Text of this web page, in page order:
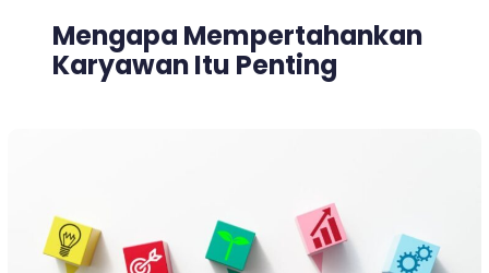
Mengapa Mempertahankan
Karyawan Itu Penting
Retention
untuk